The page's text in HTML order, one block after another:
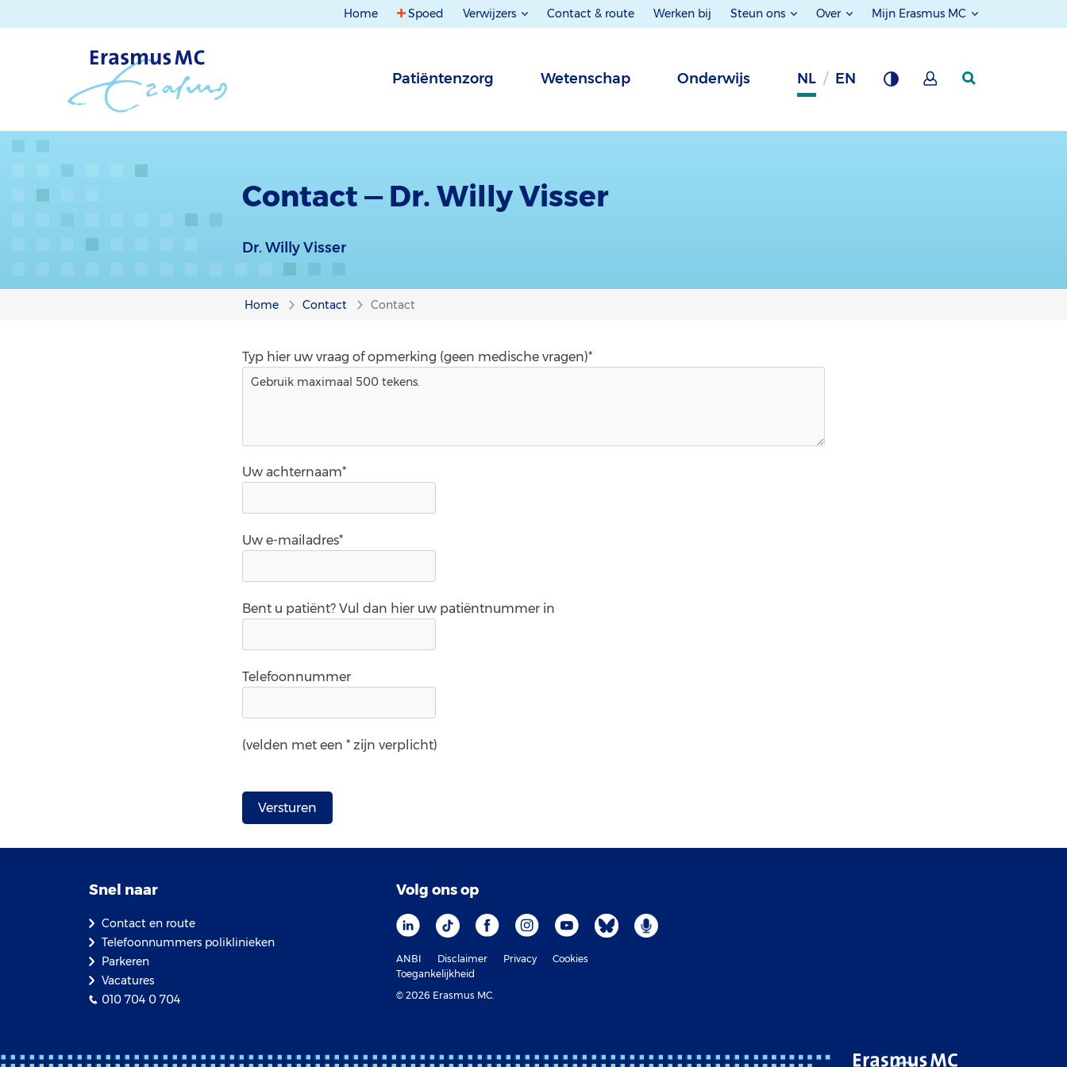
Home Spoed Verwijzers Contact & route Werken bij Steun ons Over Mijn Erasmus MC
Patiëntenzorg Wetenschap Onderwijs NL EN
Contact — Dr. Willy Visser
Dr. Willy Visser
Home Contact Contact
Typ hier uw vraag of opmerking (geen medische vragen)*
Uw achternaam*
Uw e-mailadres*
Bent u patiënt? Vul dan hier uw patiëntnummer in
Telefoonnummer
(velden met een * zijn verplicht)
Snel naar
Contact en route
Telefoonnummers poliklinieken
Parkeren
Vacatures
010 704 0 704
Volg ons op
ANBI Disclaimer Privacy
Cookies
Toegankelijkheid
© 2026 Erasmus MC.